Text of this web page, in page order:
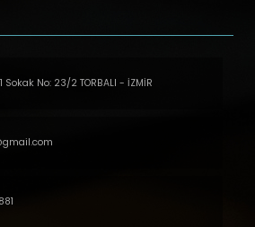
No: 23/2 TORBALI - İZMİR